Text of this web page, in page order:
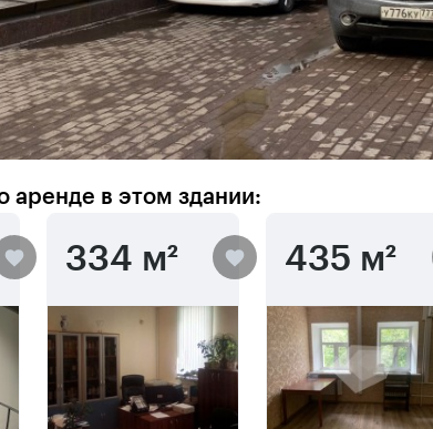
аренде в этом здании:
334 м² 435 м²